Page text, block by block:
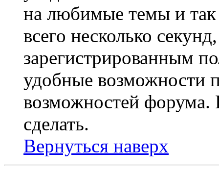
на любимые темы и так
всего несколько
зарегистрированным
удобные возможности
возможностей
сделать.
Вернуться наверх